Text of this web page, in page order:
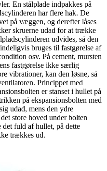
En stålplade indpakkes på
har flere hak. De
på væggen, og derefter låses
skruerne udad for at trække
udvides, så den
bruges til fastgørelse af
osv. På cement, mursten
fastgørelse ikke særlig
vibrationer, kan den løsne, så
Princippet med
er stanset i hullet på
på ekspansionsbolten med
udad, mens den ydre
store hoved under bolten
fuld af hullet, på dette
trækkes ud.